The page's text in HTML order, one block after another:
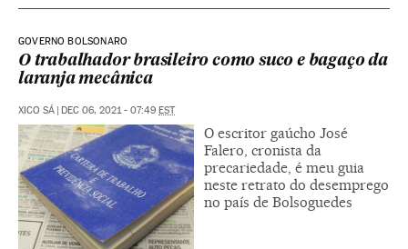
GOVERNO BOLSONARO
O trabalhador brasileiro como suco e bagaço da
laranja mecânica
XICO SÁ DEC 06, 2021 - 07:49 EST
O escritor gaúcho José
Falero, cronista da
precariedade, é meu guia
neste retrato do desemprego
no país de Bolsoguedes